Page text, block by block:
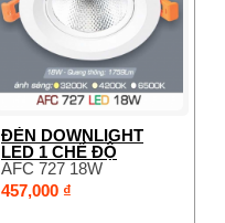
ĐÈN DOWNLIGHT
LED 1 CHẾ ĐỘ
AFC 727 18W
457,000 ₫